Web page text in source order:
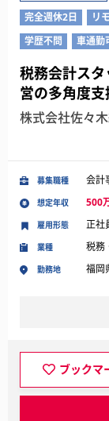
完全週休2日
リ
学歴不問
車通勤
税務会計ス
営の多角度
株式会社佐々
募集職種 会計
想定年収 500
業種 税務
勤務地 福岡
雇用形態 正社
ブックマ